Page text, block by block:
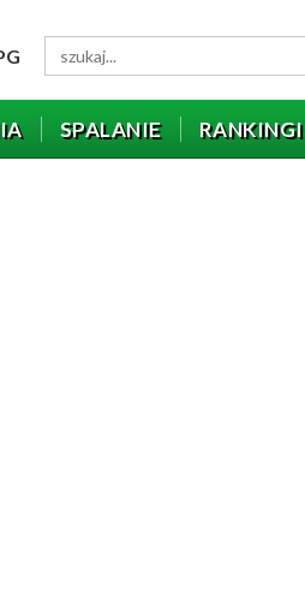
SPALANIE RANKINGI